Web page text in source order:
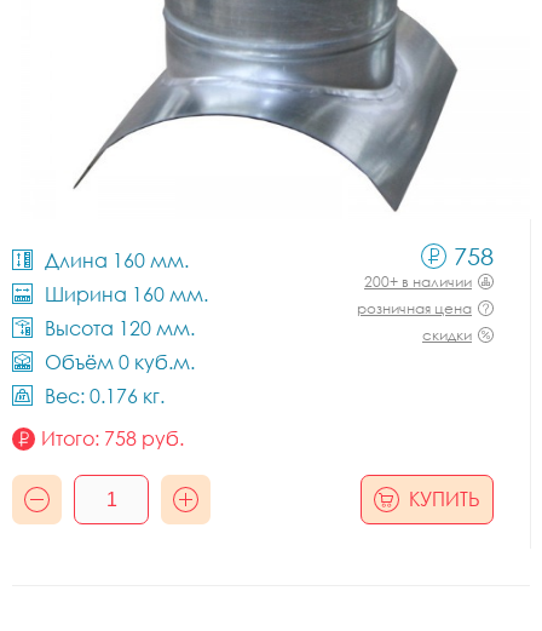
Длина 160 мм.
Ширина 160 мм.
Высота 120 мм.
Объём 0 куб.м.
Вес: 0.176 кг.
758
200+ в наличии
розничная цена
скидки
Итого: 758 руб.
КУПИТЬ